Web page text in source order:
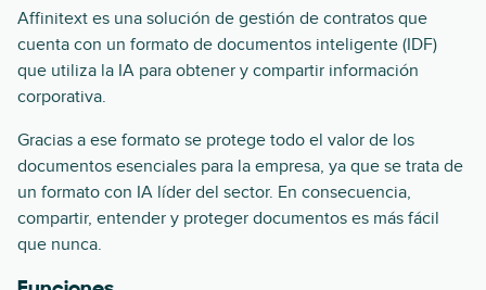
Affinitext es una solución de gestión de contratos que
cuenta con un formato de documentos inteligente (IDF)
que utiliza la IA para obtener y compartir información
corporativa.
Gracias a ese formato se protege todo el valor de los
documentos esenciales para la empresa, ya que se trata de
un formato con IA líder del sector. En consecuencia,
compartir, entender y proteger documentos es más fácil
que nunca.